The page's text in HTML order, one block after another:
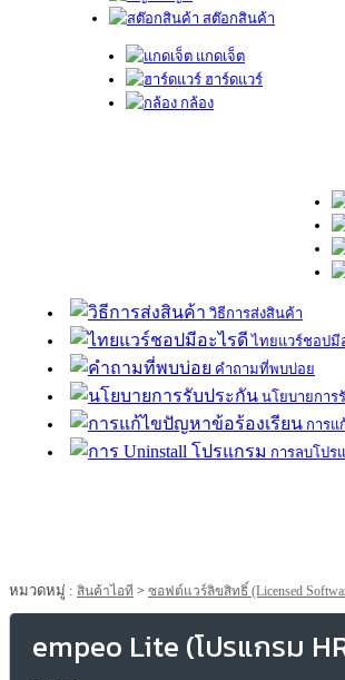
สต๊อกสินค้า
แกดเจ็ต
ฮาร์ดแวร์
กล้อง
วิธีการส่งสินค้า
ไทยแวร์ชอปมี
คำถามที่พบบ่อย
นโยบายการ
การแ
การลบโปร
หมวดหมู่ : สินค้าไอที > ซอฟต์แวร์ลิขสิทธิ์ (Licensed
empeo Lite (โปรแกรม